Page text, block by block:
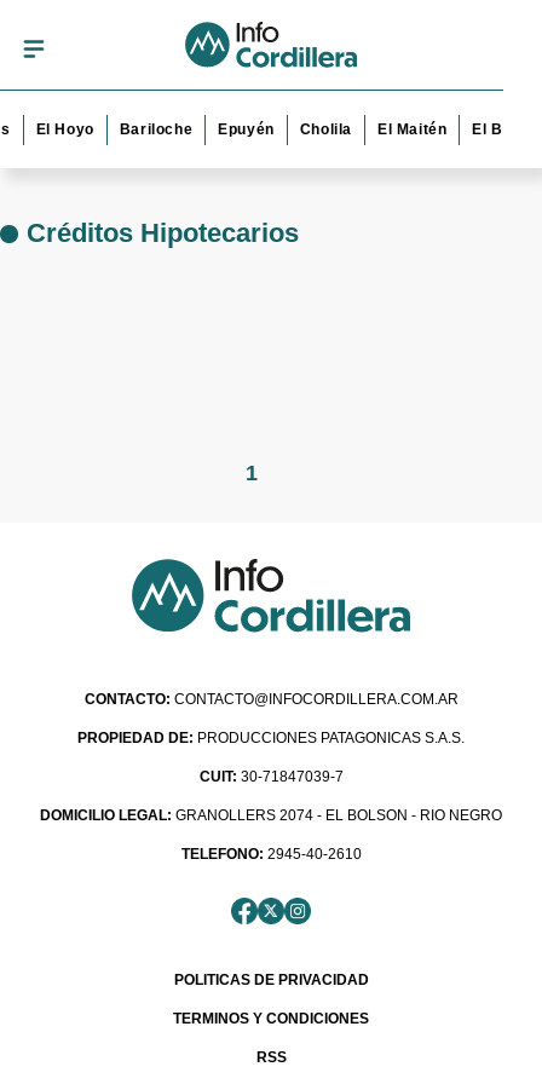
El Hoyo Bariloche Epuyén Cholila El Maitén El Bolsón
Créditos Hipotecarios
1
CONTACTO: CONTACTO@INFOCORDILLERA.COM.AR
PROPIEDAD DE: PRODUCCIONES PATAGONICAS S.A.S.
CUIT: 30-71847039-7
DOMICILIO LEGAL: GRANOLLERS 2074 - EL BOLSON - RIO NEGRO
TELEFONO: 2945-40-2610
POLITICAS DE PRIVACIDAD
TERMINOS Y CONDICIONES
RSS